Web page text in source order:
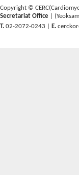
Copyright ©
Secretariat Office |
T. 02-2072-0243 | E.